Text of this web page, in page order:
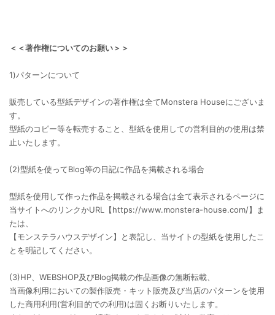
＜＜著作権についてのお願い＞＞
1)パターンについて
販売している型紙デザインの著作権は全てMonstera Houseにございま
す。
型紙のコピー等を転売すること、型紙を使用しての営利目的の使用は禁
止いたします。
(2)型紙を使ってBlog等の日記に作品を掲載される場合
型紙を使用して作った作品を掲載される場合は全て表示されるページに
当サイトへのリンクかURL【https://www.monstera-house.com/】ま
たは、
【モンステラハウスデザイン】と表記し、当サイトの型紙を使用したこ
とを明記してください。
(3)HP、WEBSHOP及びBlog掲載の作品画像の無断転載、
当画像利用においての製作販売・キット販売及び当店のパターンを使用
した商用利用(営利目的での利用)は固くお断りいたします。